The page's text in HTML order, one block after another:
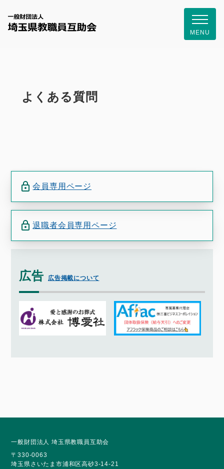
一般財団
MENU
よくある質問
会員専用ページ
退職者会員専用ページ
広告 広告掲載について
一般財団法人 埼玉県教職員互助会
〒330-0063
埼玉県さいたま市浦和区高砂3-14-21